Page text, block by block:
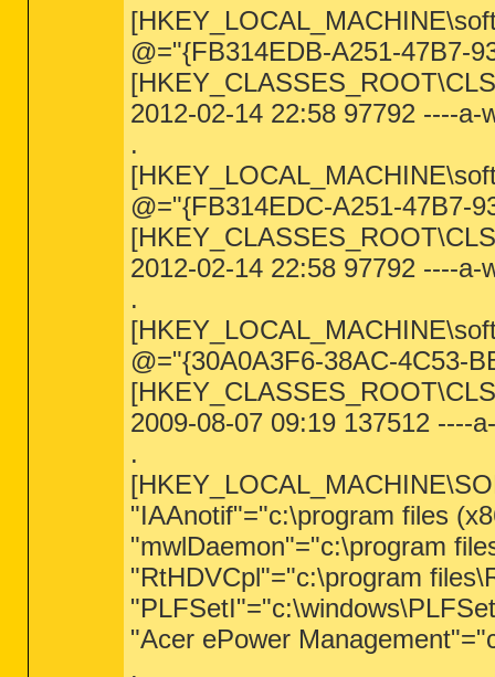
@="{FB314EDB-A251-47B7-
2012-02-14 22:58 97792 ----
.
@="{FB314EDC-A251-47B7-
2012-02-14 22:58 97792 ----
.
@="{30A0A3F6-38AC-4C53-
2009-08-07 09:19 137512 ----
.
"IAAnotif"="c:\program files
"mwlDaemon"="c:\program
"RtHDVCpl"="c:\program
"Acer ePower
.